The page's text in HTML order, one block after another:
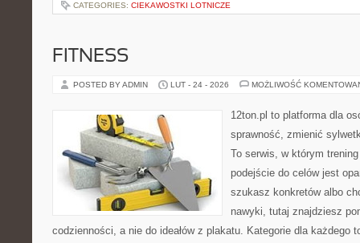
CATEGORIES: CIEKAWOSTKI LOTNICZE
FITNESS
POSTED BY ADMIN LUT - 24 - 2026 MOŻLIWOŚĆ
12ton.pl to platforma dla
sprawność, zmienić
To serwis, w którym
podejście do celów jest
szukasz konkretów albo
nawyki, tutaj znajdziesz
codzienności, a nie do ideałów z plakatu. Kategorie dla każdego